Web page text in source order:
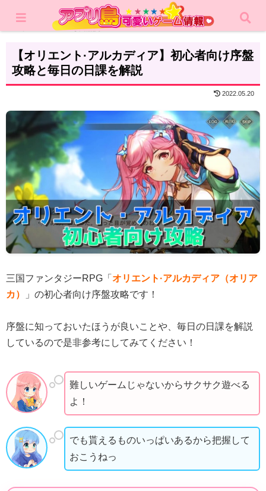
攻略記事
【オリエント·アルカディア】初心者向け序盤
攻略と毎日の日課を解説
2022.05.20
三国ファンタジーRPG「 オリエント·アルカディア（オリア
カ）
」の初心者向け序盤攻略です！
序盤に知っておいたほうが良いことや、毎日の日課を解説
しているので是非参考にしてみてください！
難しいゲームじゃないからサクサク遊べる
よ！
でも貰えるものいっぱいあるから把握して
おこうねっ